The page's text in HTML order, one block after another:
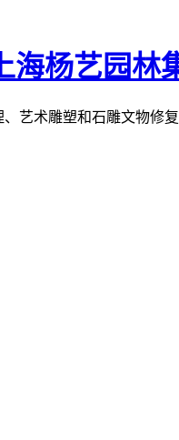
艺术雕塑和石雕文物修